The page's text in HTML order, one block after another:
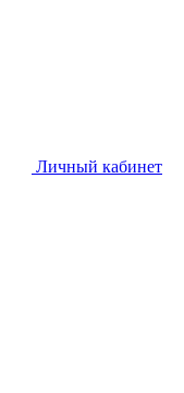
Личный кабинет